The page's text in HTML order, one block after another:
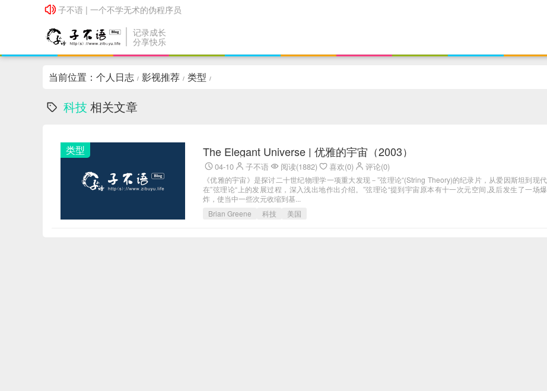
子不语 | 一个不学无术的伪程序员
记录成长
分享快乐
当前位置： 个人日志 / 影视推荐 / 类型 /
科技 相关文章
类型 The Elegant Universe | 优雅的宇宙（2003）
04-10 子不语 阅读(1882) 喜欢(0) 评论(0)
《优雅的宇宙》是探讨二十世纪物理学一项重大发现－”弦理论“(String Theory)的纪录片，从爱因斯坦到现代
在”弦理论“上的发展过程，深入浅出地作出介绍。”弦理论“提到宇宙原本有十一次元空间,及后发生了一场爆
炸，使当中一些次元收缩到基...
Brian Greene
科技 美国